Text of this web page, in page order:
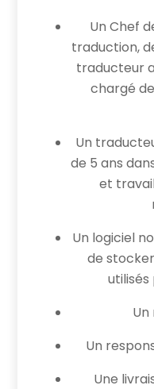
Un Chef
traduction,
traducteur
chargé
Un
de 5 ans
et
Un logiciel
de
Un
Une